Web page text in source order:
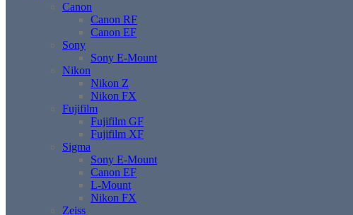
Canon
Canon RF
Canon EF
Sony
Sony E-Mount
Nikon
Nikon Z
Nikon FX
Fujifilm
Fujifilm GF
Fujifilm XF
Sigma
Sony E-Mount
Canon EF
L-Mount
Nikon FX
Zeiss